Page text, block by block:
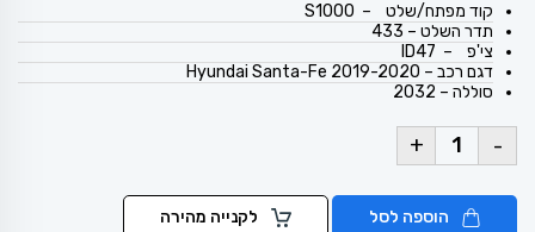
קוד מפתח/שלט – S1000
תדר השלט – 433
צי'פ – ID47
דגם רכב – Hyundai Santa-Fe 2019-2020
סוללה – 2032
-
+
הוספה לסל לקנייה מהירה